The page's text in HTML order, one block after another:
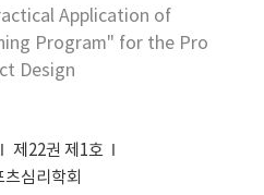
인 타당도와 시간적 안정성
었다. 다집단 분석의 결과 성
의 구인 동등성이 성립된 것
회피 목표가 높고, 고등학생
행회피 목표 수준이 더 낮았
중고등학생들이 체육시간
Application of
Program" for the Pro
Design
제22권 제1호
츠심리학회